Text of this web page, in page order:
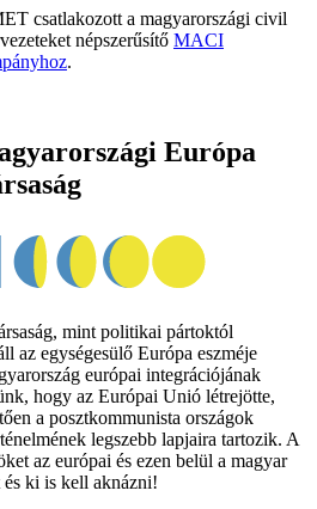
csatlakozott a magyarországi civil
népszerűsítő MACI
.
Európa
mint politikai pártoktól
az egységesülő Európa eszméje
európai integrációjának
hogy az Európai Unió létrejötte,
a posztkommunista országok
legszebb lapjaira tartozik. A
az európai és ezen belül a magyar
ki is kell aknázni!